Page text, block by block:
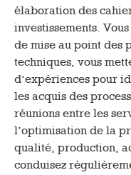
élaboration des
investissements.
de mise au point des
techniques, vous
d’expériences pour
les acquis des
réunions entre les
l’optimisation de la
qualité, production,
conduisez